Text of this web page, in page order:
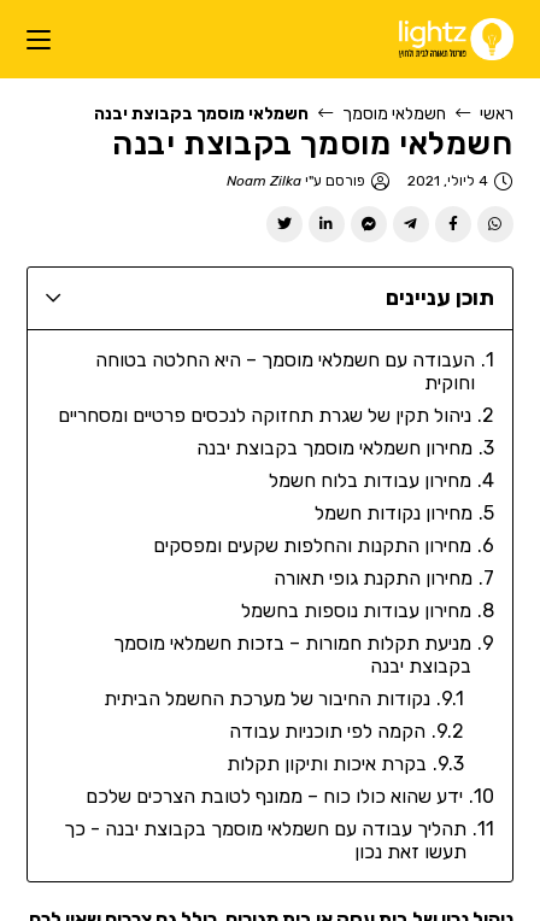
ראשי חשמלאי מוסמך חשמלאי מוסמך בקבוצת יבנה
חשמלאי מוסמך בקבוצת יבנה
4 ליולי, 2021 פורסם ע"יNoam Zilka
תוכן עניינים
העבודה עם חשמלאי מוסמך – היא החלטה בטוחה
וחוקית
ניהול תקין של שגרת תחזוקה לנכסים פרטיים ומסחריים
מחירון חשמלאי מוסמך בקבוצת יבנה
מחירון עבודות בלוח חשמל
מחירון נקודות חשמל
מחירון התקנות והחלפות שקעים ומפסקים
מחירון התקנת גופי תאורה
מחירון עבודות נוספות בחשמל
מניעת תקלות חמורות – בזכות חשמלאי מוסמך
בקבוצת יבנה
נקודות החיבור של מערכת החשמל הביתית
הקמה לפי תוכניות עבודה
בקרת איכות ותיקון תקלות
ידע שהוא כולו כוח – ממונף לטובת הצרכים שלכם
תהליך עבודה עם חשמלאי מוסמך בקבוצת יבנה - כך
תעשו זאת נכון